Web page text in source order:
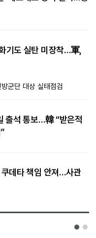
기도 실탄 미장착…軍,
군단 대상 실태점검
출석 통보…韓 “받은적
데타 책임 안져…사관